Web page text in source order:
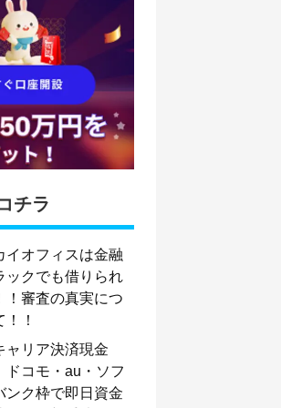
チラ
イオフィスは金融
ックでも借りられ
！審査の真実につ
！！
ャリア決済現金
ドコモ・au・ソフ
ンク枠で即日資金